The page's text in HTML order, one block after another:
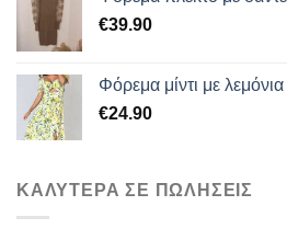
€39.90
Φόρεμα μίντι με λεμόνια
€24.90
ΚΑΛΥΤΕΡΑ ΣΕ ΠΩΛΗΣΕΙΣ